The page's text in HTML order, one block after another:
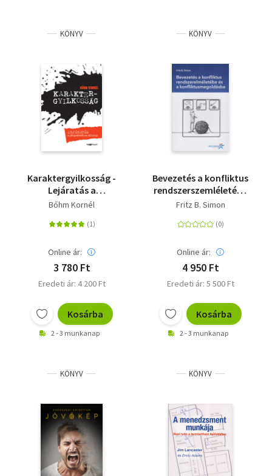
KÖNYV
Karaktergyilkosság -
Lejáratás a
gúnynévtől az álhírig
Bőhm Kornél
Online ár:
3 780 Ft
Eredeti ár: 4 200 Ft
Kosárba
2 - 3 munkanap
KÖNYV
Bevezetés a konfliktus
rendszerszemléletébe
és a
Fritz B. Simon
Online ár:
4 950 Ft
Eredeti ár: 5 500 Ft
Kosárba
2 - 3 munkanap
KÖNYV KÖNYV